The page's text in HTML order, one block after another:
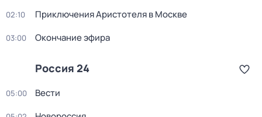
02:10 Приключения Аристотеля в Москве
03:00 Окончание эфира
Россия 24
05:00 Вести